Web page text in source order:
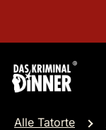
Alle Tatorte